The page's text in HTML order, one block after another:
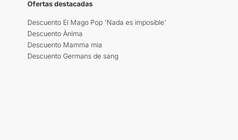
Ofertas destacadas
Descuento El Mago Pop 'Nada es imposible'
Descuento Ànima
Descuento Mamma mia
Descuento Germans de sang